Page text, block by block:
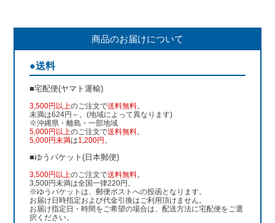
商品のお届けについて
●送料
■宅配便(ヤマト運輸)
3,500円以上のご注文で送料無料。
未満は624円～。(地域によって異なります)
※沖縄県・離島・一部地域
5,000円以上のご注文で送料無料。
5,000円未満は1,200円 。
■ゆうパケット(日本郵便)
3,500円以上のご注文で送料無料。
3,500円未満は全国一律220円。
※ゆうパケットは、郵便ポストへの投函となります。
お届け日時指定および代金引換はご利用頂けません。
お届け指定日・時間をご希望の場合は、配送方法に宅配便をご選
択ください。